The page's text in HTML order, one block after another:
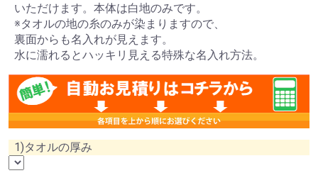
いただけます。本体は白地のみです。
※タオルの地の糸のみが染まりますので、
裏面からも名入れが見えます。
水に濡れるとハッキリ見える特殊な名入れ方法。
1)タオルの厚み